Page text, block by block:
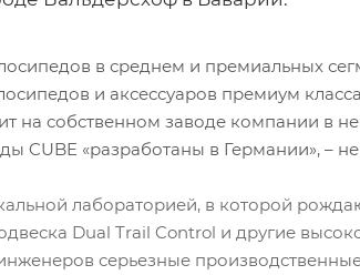
в среднем и премиальных
и аксессуаров премиум
на собственном заводе компании в
CUBE «разработаны в Германии», –
лабораторией, в которой
Dual Trail Control и другие
серьезные